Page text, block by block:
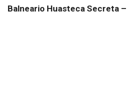
Balneario Huasteca Secreta